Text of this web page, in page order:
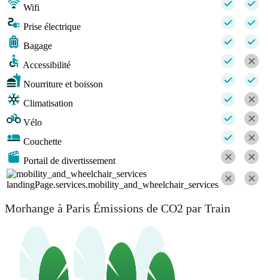
Wifi
Prise électrique
Bagage
Accessibilité
Nourriture et boisson
Climatisation
Vélo
Couchette
Portail de divertissement
landingPage.services.mobility_and_wheelchair_services
Morhange à Paris Émissions de CO2 par Train